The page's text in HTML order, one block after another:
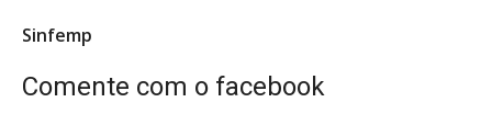
Sinfemp
Comente com o facebook